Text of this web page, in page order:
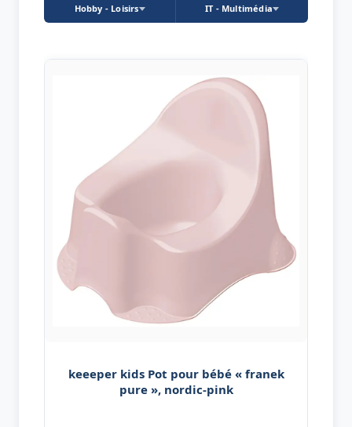
Hobby - Loisirs IT - Multimédia
keeeper kids Pot pour bébé « franek
pure », nordic-pink